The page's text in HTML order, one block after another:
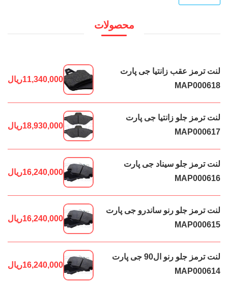
محصولات
لنت ترمز عقب زانتیا جی پارت
MAP000618
11,340,000ریال
لنت ترمز جلو زانتیا جی پارت
MAP000617
18,930,000ریال
لنت ترمز جلو سیناد جی پارت
MAP000616
16,240,000ریال
لنت ترمز جلو رنو ساندرو جی پارت
MAP000615
16,240,000ریال
لنت ترمز جلو رنو ال90 جی پارت
MAP000614
16,240,000ریال